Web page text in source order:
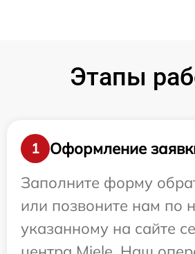
Этапы
1
Оформление
Заполните форму
или позвоните нам по
указанному на сайте